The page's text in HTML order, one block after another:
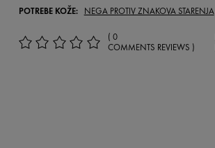
POTREBE KOŽE:
NEGA PROTIV ZNAKOVA STARENJA
( 0
COMMENTS REVIEWS )